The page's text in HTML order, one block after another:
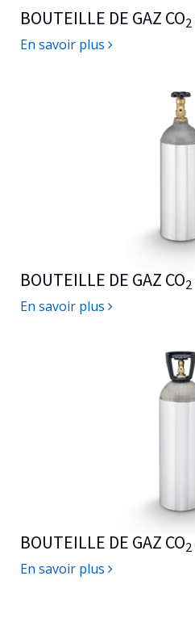
BOUTEILLE DE GAZ CO2
En savoir plus
BOUTEILLE DE GAZ CO2
En savoir plus
BOUTEILLE DE GAZ CO2
En savoir plus